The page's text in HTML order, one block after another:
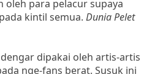
oleh para pelacur supaya
kintil semua. Dunia Pelet
dipakai oleh artis-artis
nge-fans berat. Susuk ini